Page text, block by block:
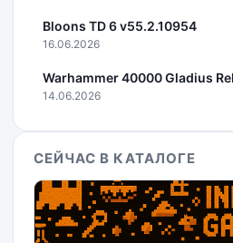
Bloons TD 6 v55.2.10954
16.06.2026
Warhammer 40000 Gladius
14.06.2026
СЕЙЧАС В КАТАЛОГЕ